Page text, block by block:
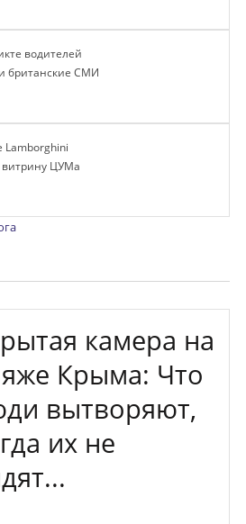
водителей
британские СМИ
Lamborghini
витрину ЦУМа
камера на
Крыма: Что
вытворяют,
их не